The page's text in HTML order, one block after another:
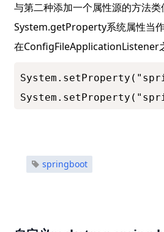
与第二种添加一个属性源的方法
System.getProperty系统属性当
在ConfigFileApplicationListener
springboot